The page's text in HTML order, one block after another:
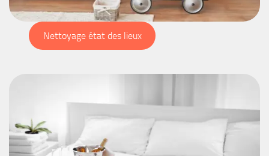
Nettoyage état des lieux